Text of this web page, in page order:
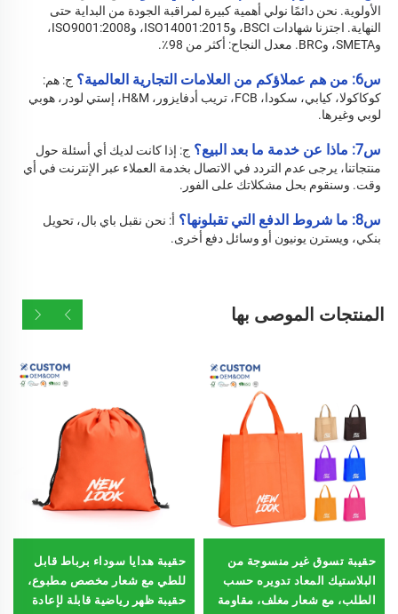
وSMETA، وBRC. معدل النجاح: أكثر من 98٪.
س6: من هم عملاؤكم من العلامات التجارية العالمية؟
لوبي وغيرها.
س7: ماذا عن خدمة ما بعد البيع؟ ج:
وقت. وسنقوم بحل مشكلاتك على الفور.
س8: ما شروط الدفع التي تقبلونها؟
بنكي، ويسترن يونيون أو وسائل دفع أخرى.
المنتجات الموصى بها
حقيبة تسوق غير منسوجة من
البلاستيك المعاد تدويره حسب
الطلب، مع شعار مغلف، مقاومة
حقيبة هدايا سوداء برباط قابل
للطي مع شعار مخصص مطبوع،
حقيبة ظهر رياضية قابلة لإعادة